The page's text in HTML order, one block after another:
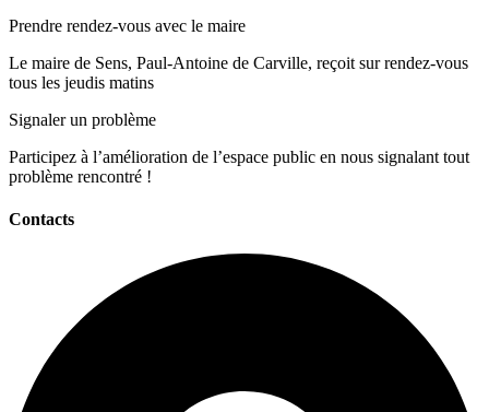
Prendre rendez-vous avec le maire
Le maire de Sens, Paul-Antoine de Carville, reçoit sur rendez-vous
tous les jeudis matins
Signaler un problème
Participez à l’amélioration de l’espace public en nous signalant tout
problème rencontré !
Contacts